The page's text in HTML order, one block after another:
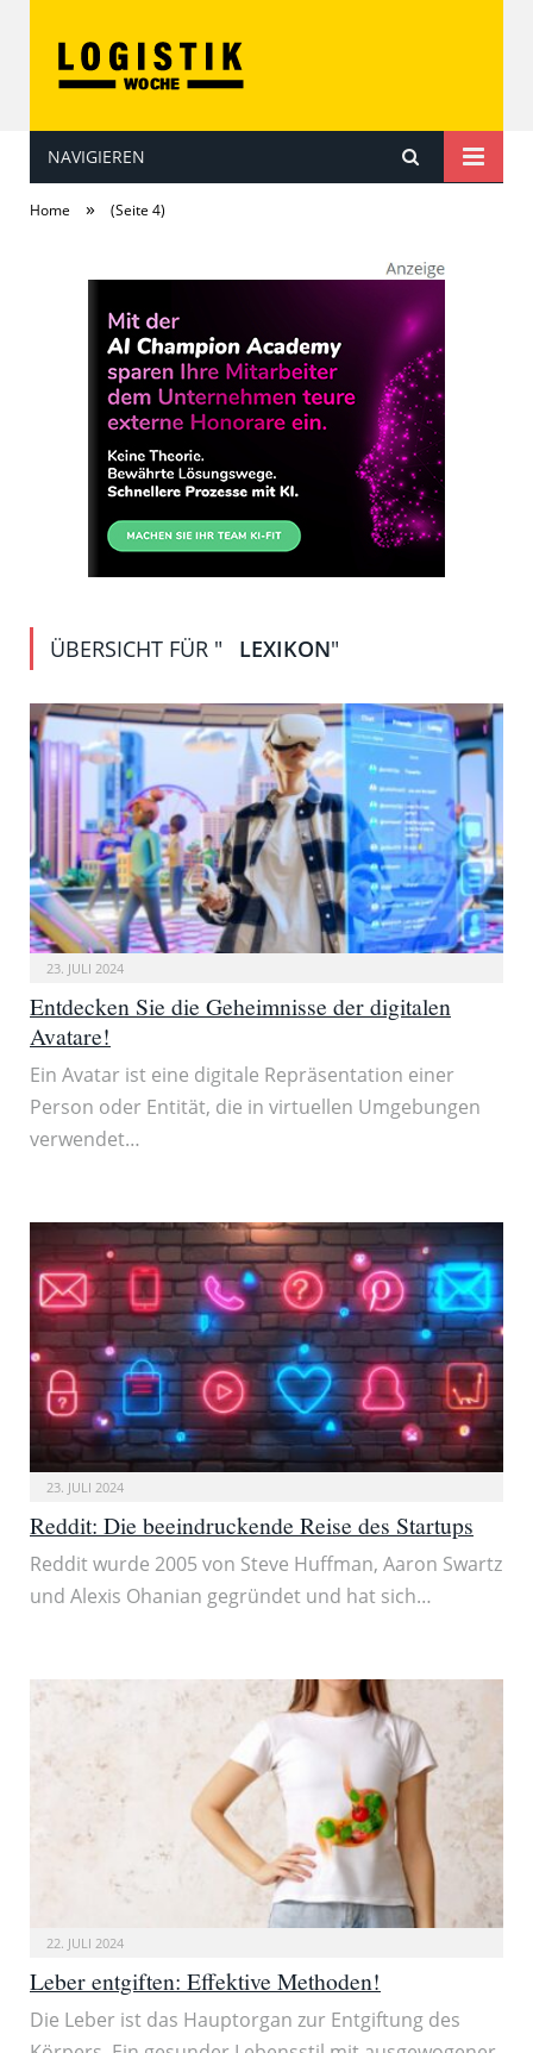
LOGISTIKwoche
NAVIGIEREN
Home » (Seite 4)
ÜBERSICHT FÜR " LEXIKON"
23. JULI 2024
Entdecken Sie die Geheimnisse der digitalen
Avatare!
Ein Avatar ist eine digitale Repräsentation einer
Person oder Entität, die in virtuellen Umgebungen
verwendet…
23. JULI 2024
Reddit: Die beeindruckende Reise des Startups
Reddit wurde 2005 von Steve Huffman, Aaron Swartz
und Alexis Ohanian gegründet und hat sich…
22. JULI 2024
Leber entgiften: Effektive Methoden!
Die Leber ist das Hauptorgan zur Entgiftung des